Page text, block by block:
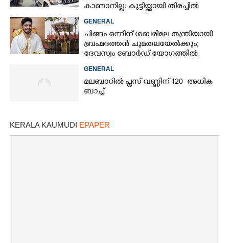
കാണാനില്ല: കുട്ടിയ്ക്കായി തിരച്ചിൽ
GENERAL
ചിങ്ങം ഒന്നിന് ശബരിമല തന്ത്രിയായി
ബ്രഹ്മദത്തൻ ചുമതലയേൽക്കും;
ദേവസ്വം ബോർഡ് യോഗത്തിൽ
തീരുമാനം
GENERAL
മലബാറിൽ പ്ലസ് വണ്ണിന് 120 അധിക
ബാച്ച്
KERALA KAUMUDI EPAPER